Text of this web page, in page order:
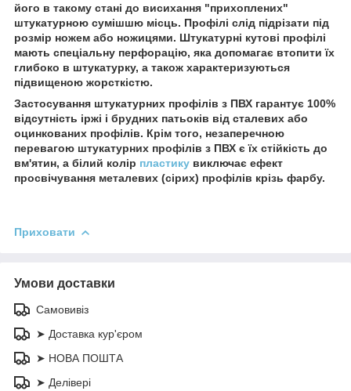
його в такому стані до висихання "прихоплених"
штукатурною сумішшю місць. Профілі слід підрізати під
розмір ножем або ножицями. Штукатурні кутові профілі
мають спеціальну перфорацію, яка допомагає втопити їх
глибоко в штукатурку, а також характеризуються
підвищеною жорсткістю.
Застосування штукатурних профілів з ПВХ гарантує 100%
відсутність іржі і брудних патьоків від сталевих або
оцинкованих профілів. Крім того, незаперечною
перевагою штукатурних профілів з ПВХ є їх стійкість до
вм'ятин, а білий колір пластику виключає ефект
просвічування металевих (сірих) профілів крізь фарбу.
Приховати
Умови доставки
Самовивіз
➤ Доставка кур'єром
➤ НОВА ПОШТА
➤ Делівері